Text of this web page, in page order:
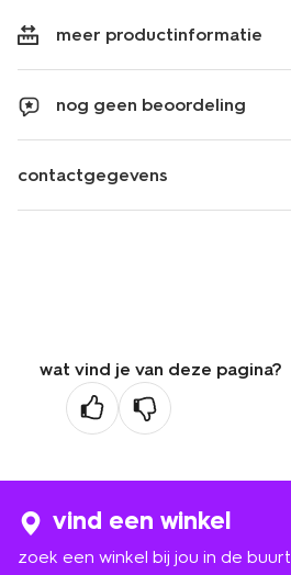
meer productinformatie
nog geen beoordeling
contactgegevens
wat vind je van deze pagina?
vind een winkel
zoek een winkel bij jou in de buurt